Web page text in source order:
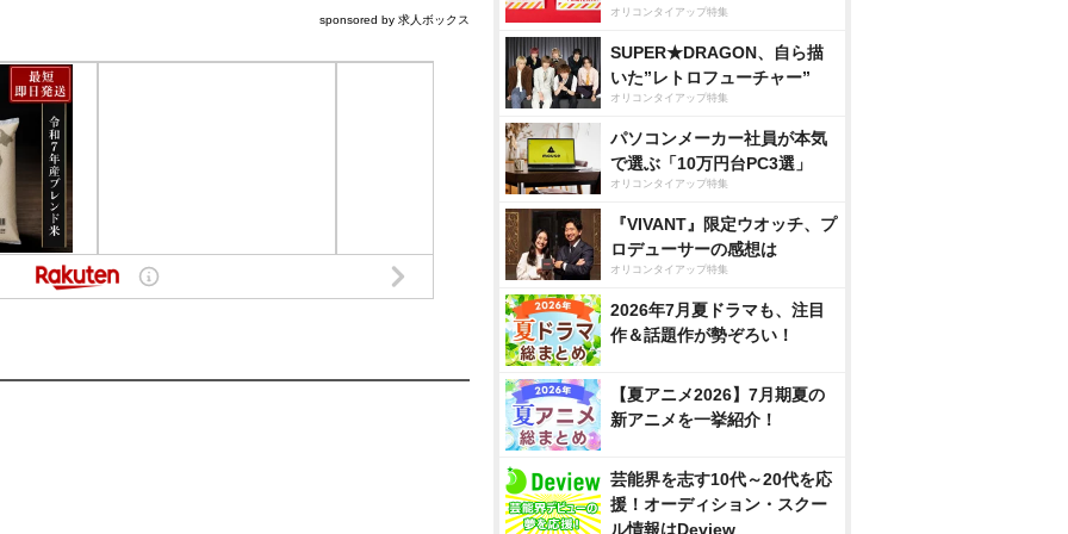
sponsored by 求人ボックス
オリコンタイアップ特集
SUPER★DRAGON、自ら描
いた”レトロフューチャー”
オリコンタイアップ特集
パソコンメーカー社員が本気
で選ぶ「10万円台PC3選」
オリコンタイアップ特集
『VIVANT』限定ウオッチ、プ
ロデューサーの感想は
オリコンタイアップ特集
2026年7月夏ドラマも、注目
作＆話題作が勢ぞろい！
【夏アニメ2026】7月期夏の
新アニメを一挙紹介！
芸能界を志す10代～20代を応
援！オーディション・スクー
ル情報はDeview